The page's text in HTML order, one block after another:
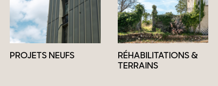
PROJETS NEUFS
RÉHABILITATIONS &
TERRAINS